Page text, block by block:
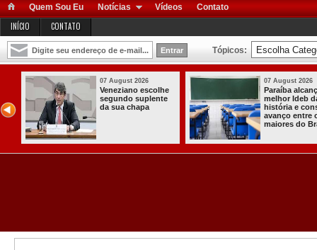
Quem Sou Eu Notícias Vídeos Contato
INÍCIO CONTATO
Tópicos:
2026
alcança o
Ideb da
e consolida
entre os
do Brasil
07 August 2026
Homem é preso
com armas,
munições e
radiocomunicadore
03
a